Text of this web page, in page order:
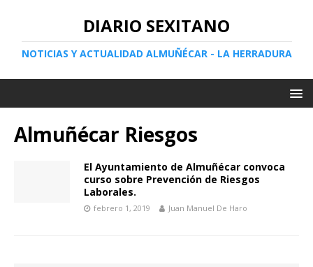
DIARIO SEXITANO
NOTICIAS Y ACTUALIDAD ALMUÑÉCAR - LA HERRADURA
Almuñécar Riesgos
El Ayuntamiento de Almuñécar convoca
curso sobre Prevención de Riesgos
Laborales.
febrero 1, 2019 Juan Manuel De Haro